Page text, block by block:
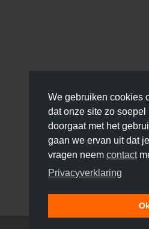
We gebruiken cookies
dat onze site zo
doorgaat met het
gaan we ervan uit dat
vragen neem contact
Privacyverklaring